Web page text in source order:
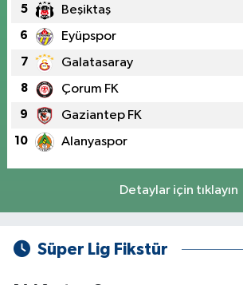
5 Beşiktaş
6 Eyüpspor
7 Galatasaray
8 Çorum FK
9 Gaziantep FK
10 Alanyaspor
Detaylar için tıklayın
Süper Lig Fikstür